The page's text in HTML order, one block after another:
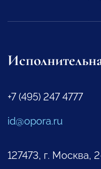
+7 (495) 247 4777
id@opora.ru
127473, г. Москва,